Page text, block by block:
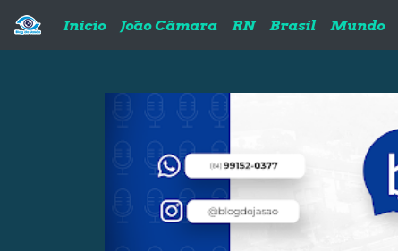
Inicio João Câmara RN Brasil Mundo